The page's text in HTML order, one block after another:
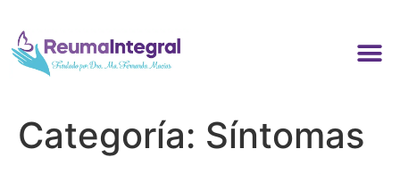
Categoría: Síntomas